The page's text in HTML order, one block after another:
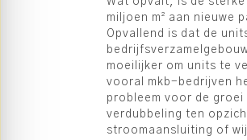
miljoen m² aan nieuwe
Opvallend is dat de
moeilijker om units te
vooral mkb-bedrijven
probleem voor de
verdubbeling ten
stroomaansluiting of